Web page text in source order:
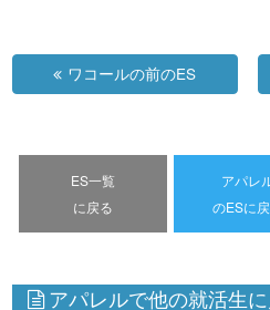
ワコールの前のES
ES一覧
に戻る
アパレ
のESに
アパレルで他の就活生